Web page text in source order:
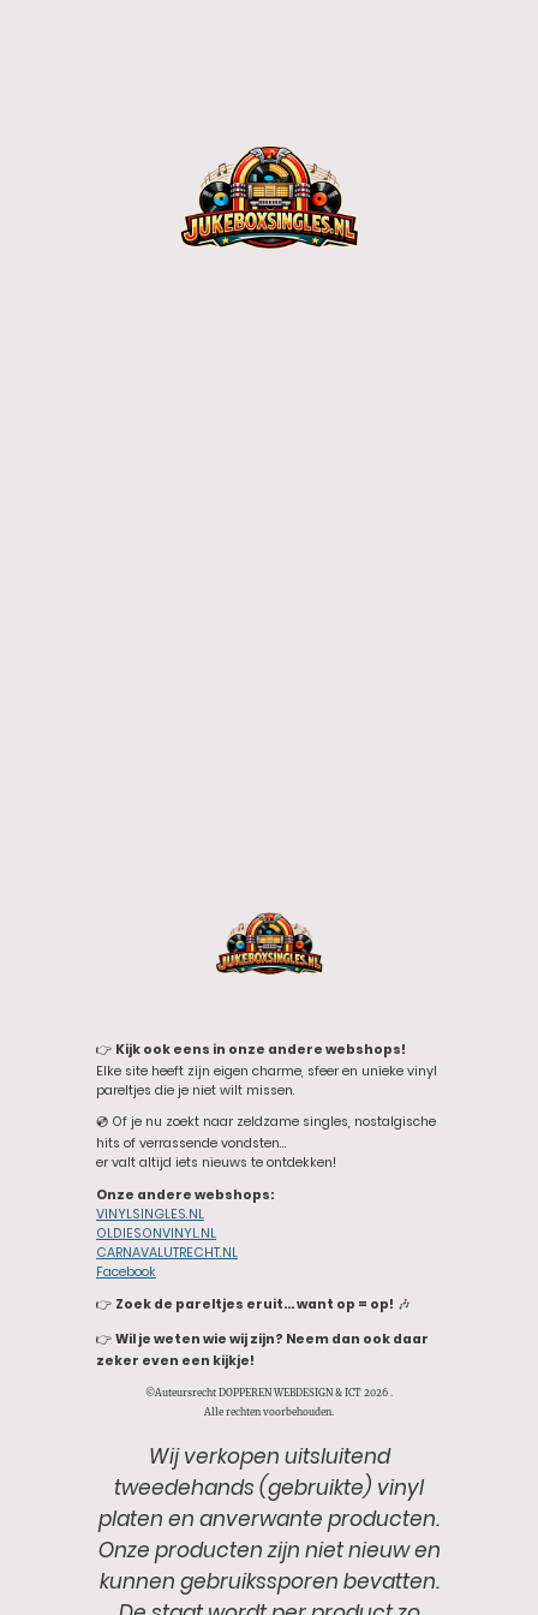
👉 Kijk ook eens in onze andere webshops!
Elke site heeft zijn eigen charme, sfeer en unieke vinyl
pareltjes die je niet wilt missen.
💿 Of je nu zoekt naar zeldzame singles, nostalgische
hits of verrassende vondsten…
er valt altijd iets nieuws te ontdekken!
Onze andere webshops:
VINYLSINGLES.NL
OLDIESONVINYL.NL
CARNAVALUTRECHT.NL
Facebook
👉 Zoek de pareltjes eruit… want op = op! 🎶
👉 Wil je weten wie wij zijn? Neem dan ook daar
zeker even een kijkje!
©Auteursrecht DOPPEREN WEBDESIGN & ICT 2026 .
Alle rechten voorbehouden.
Wij verkopen uitsluitend
tweedehands (gebruikte) vinyl
platen en anverwante producten.
Onze producten zijn niet nieuw en
kunnen gebruikssporen bevatten.